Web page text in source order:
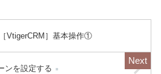
←
様
［VtigerCRM］基本操作①
ンを設定する